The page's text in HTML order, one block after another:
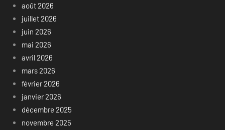
août 2026
juillet 2026
juin 2026
mai 2026
avril 2026
mars 2026
février 2026
janvier 2026
décembre 2025
novembre 2025